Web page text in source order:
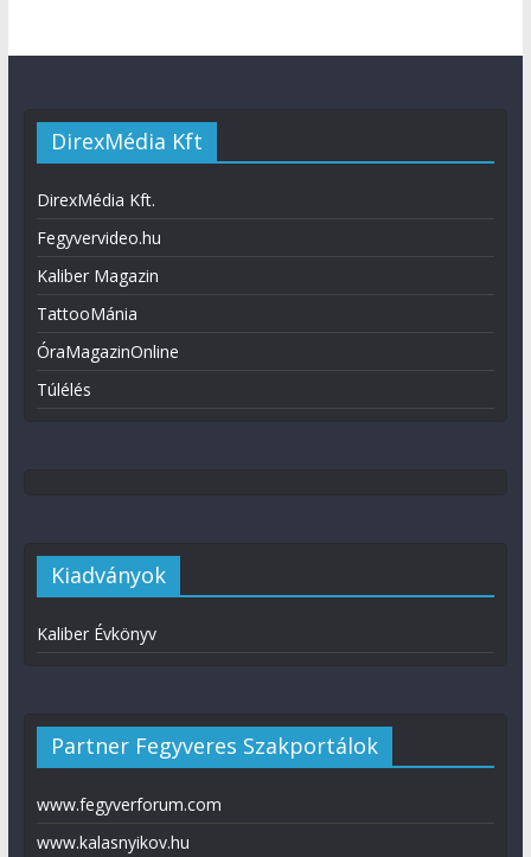
DirexMédia Kft
DirexMédia Kft.
Fegyvervideo.hu
Kaliber Magazin
TattooMánia
ÓraMagazinOnline
Túlélés
Kiadványok
Kaliber Évkönyv
Partner Fegyveres Szakportálok
www.fegyverforum.com
www.kalasnyikov.hu